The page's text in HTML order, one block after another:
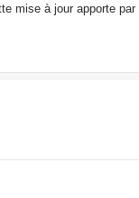
mise à jour apporte